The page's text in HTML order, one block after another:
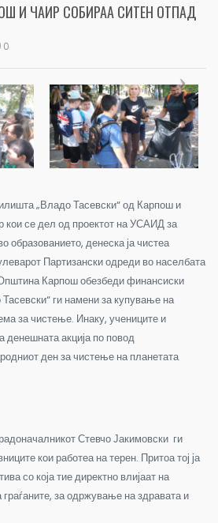
И ЧАИР СОБИРАА СИТЕН ОТПАД
0
„Владо Тасевски“ од Карпош и
кои се дел од проектот на УСАИД за
образованието, денеска ја чистеа
Партизански одреди во населбата
Карпош обезбеди финансиски
ги намени за купување на
за чистење. Инаку, учениците и
денешната акција по повод
ден за чистење на планетата
Стевчо Јакимовски ги
кои работеа на терен. Притоа тој ја
со која тие директно влијаат на
за одржување на здравата и